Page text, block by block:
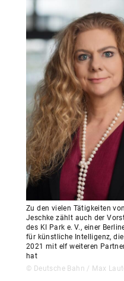
Zu den vielen Tätigkeiten
Jeschke zählt auch der
des KI Park e. V., einer
für künstliche Intelligenz,
2021 mit elf weiteren
hat
© Deutsche Bahn / Max